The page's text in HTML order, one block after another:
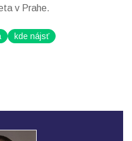
v Prahe.
kde nájsť